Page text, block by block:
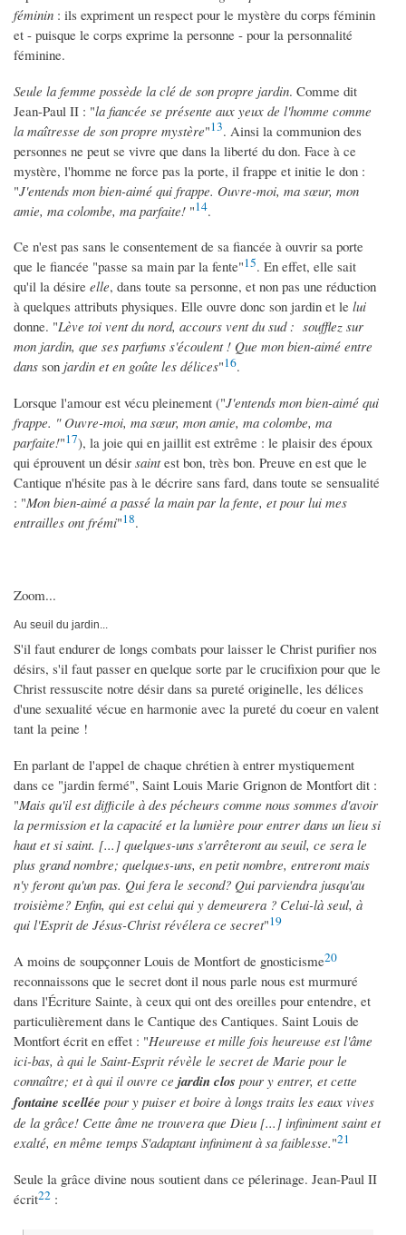
féminin : ils expriment un respect pour le mystère du corps féminin
et - puisque le corps exprime la personne - pour la personnalité
féminine.
Seule la femme possède la clé de son propre jardin. Comme dit
Jean-Paul II : "la fiancée se présente aux yeux de l'homme comme
la maîtresse de son propre mystère"13. Ainsi la communion des
personnes ne peut se vivre que dans la liberté du don. Face à ce
mystère, l'homme ne force pas la porte, il frappe et initie le don :
"J'entends mon bien-aimé qui frappe. Ouvre-moi, ma sœur, mon
amie, ma colombe, ma parfaite! "14.
Ce n'est pas sans le consentement de sa fiancée à ouvrir sa porte
que le fiancée "passe sa main par la fente"15. En effet, elle sait
qu'il la désire elle, dans toute sa personne, et non pas une réduction
à quelques attributs physiques. Elle ouvre donc son jardin et le lui
donne. "Lève toi vent du nord, accours vent du sud : soufflez sur
mon jardin, que ses parfums s'écoulent ! Que mon bien-aimé entre
dans son jardin et en goûte les délices"16.
Lorsque l'amour est vécu pleinement ("J'entends mon bien-aimé qui
frappe. " Ouvre-moi, ma sœur, mon amie, ma colombe, ma
parfaite!"17), la joie qui en jaillit est extrême : le plaisir des époux
qui éprouvent un désir saintest bon, très bon. Preuve en est que le
Cantique n'hésite pas à le décrire sans fard, dans toute se sensualité
: "Mon bien-aimé a passé la main par la fente, et pour lui mes
entrailles ont frémi"18.
Zoom...
Au seuil du jardin...
S'il faut endurer de longs combats pour laisser le Christ purifier nos
désirs, s'il faut passer en quelque sorte par le crucifixion pour que le
Christ ressuscite notre désir dans sa pureté originelle, les délices
d'une sexualité vécue en harmonie avec la pureté du coeur en valent
tant la peine !
En parlant de l'appel de chaque chrétien à entrer mystiquement
dans ce "jardin fermé", Saint Louis Marie Grignon de Montfort dit :
"Mais qu'il est difficile à des pécheurs comme nous sommes d'avoir
la permission et la capacité et la lumière pour entrer dans un lieu si
haut et si saint. [...] quelques-uns s'arrêteront au seuil, ce sera le
plus grand nombre; quelques-uns, en petit nombre, entreront mais
n'y feront qu'un pas. Qui fera le second? Qui parviendra jusqu'au
troisième? Enfin, qui est celui qui y demeurera ? Celui-là seul, à
qui l'Esprit de Jésus-Christ révélera ce secret"19
A moins de soupçonner Louis de Montfort de gnosticisme20
reconnaissons que le secret dont il nous parle nous est murmuré
dans l'Écriture Sainte, à ceux qui ont des oreilles pour entendre, et
particulièrement dans le Cantique des Cantiques. Saint Louis de
Montfort écrit en effet : "Heureuse et mille fois heureuse est l'âme
ici-bas, à qui le Saint-Esprit révèle le secret de Marie pour le
connaître; et à qui il ouvre ce jardin clos pour y entrer, et cette
fontaine scellée pour y puiser et boire à longs traits les eaux vives
de la grâce! Cette âme ne trouvera que Dieu [...] infiniment saint et
exalté, en même temps S'adaptant infiniment à sa faiblesse."21
Seule la grâce divine nous soutient dans ce pélerinage. Jean-Paul II
écrit22 :